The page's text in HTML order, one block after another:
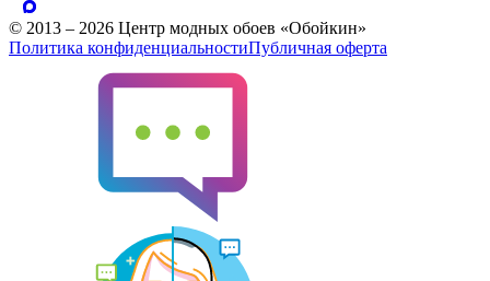
© 2013 – 2026 Центр модных обоев «Обойкин»
Политика конфиденциальностиПубличная оферта